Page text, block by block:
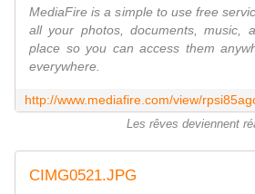
MediaFire is a simple to use free
all your photos, documents, music,
place so you can access them
everywhere.
Les rêves deviennent
CIMG0521.JPG